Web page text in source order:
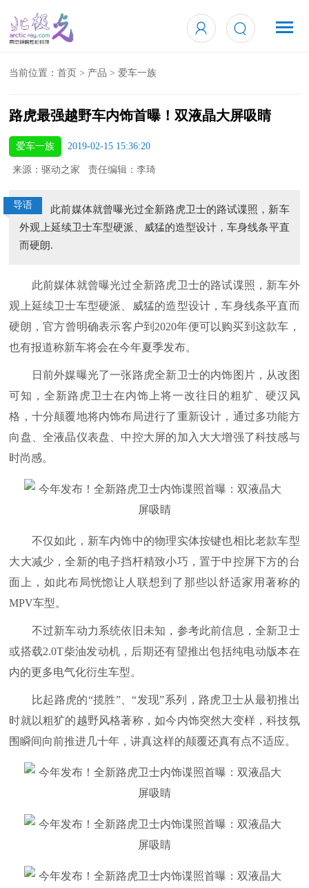
当前位置：首页 > 产品 >爱车一族
路虎最强越野车内饰首曝！双液晶大屏吸睛
爱车一族 2019-02-15 15:36:20
来源：驱动之家 责任编辑：李琦
导语
此前媒体就曾曝光过全新路虎卫士的路试谍照，新车
外观上延续卫士车型硬派、威猛的造型设计，车身线条平直
而硬朗.
此前媒体就曾曝光过全新路虎卫士的路试谍照，新车外
观上延续卫士车型硬派、威猛的造型设计，车身线条平直而
硬朗，官方曾明确表示客户到2020年便可以购买到这款车，
也有报道称新车将会在今年夏季发布。
日前外媒曝光了一张路虎全新卫士的内饰图片，从改图
可知，全新路虎卫士在内饰上将一改往日的粗犷、硬汉风
格，十分颠覆地将内饰布局进行了重新设计，通过多功能方
向盘、全液晶仪表盘、中控大屏的加入大大增强了科技感与
时尚感。
不仅如此，新车内饰中的物理实体按键也相比老款车型
大大减少，全新的电子挡杆精致小巧，置于中控屏下方的台
面上，如此布局恍惚让人联想到了那些以舒适家用著称的
MPV车型。
不过新车动力系统依旧未知，参考此前信息，全新卫士
或搭载2.0T柴油发动机，后期还有望推出包括纯电动版本在
内的更多电气化衍生车型。
比起路虎的“揽胜”、“发现”系列，路虎卫士从最初推出
时就以粗犷的越野风格著称，如今内饰突然大变样，科技氛
围瞬间向前推进几十年，讲真这样的颠覆还真有点不适应。